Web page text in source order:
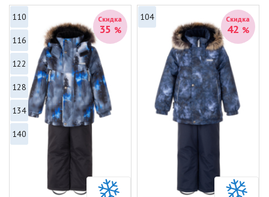
Скидка
35 %
110
116
122
128
134
140
Скидка
42 %
104